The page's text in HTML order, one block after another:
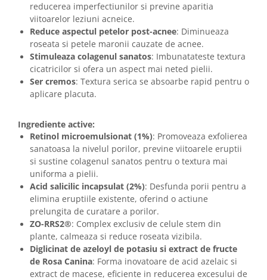
reducerea imperfectiunilor si previne aparitia
viitoarelor leziuni acneice.
Reduce aspectul petelor post-acnee: Diminueaza
roseata si petele maronii cauzate de acnee.
Stimuleaza colagenul sanatos: Imbunatateste textura
cicatricilor si ofera un aspect mai neted pielii.
Ser cremos: Textura serica se absoarbe rapid pentru o
aplicare placuta.
Ingrediente active:
Retinol microemulsionat (1%): Promoveaza exfolierea
sanatoasa la nivelul porilor, previne viitoarele eruptii
si sustine colagenul sanatos pentru o textura mai
uniforma a pielii.
Acid salicilic incapsulat (2%): Desfunda porii pentru a
elimina eruptiile existente, oferind o actiune
prelungita de curatare a porilor.
ZO-RRS2®: Complex exclusiv de celule stem din
plante, calmeaza si reduce roseata vizibila.
Diglicinat de azeloyl de potasiu si extract de fructe
de Rosa Canina: Forma inovatoare de acid azelaic si
extract de macese, eficiente in reducerea excesului de